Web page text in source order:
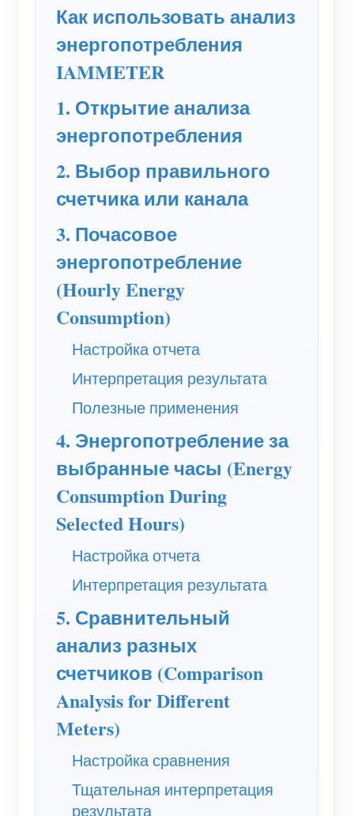
WiFi-контроллер мощности
IAMMETER Cloud Pro
Зарядное устройство EV
Виртуальный счетчик
энергии
Приложения
Монитор энергии солнечной PV-системы
Монитор потребления электроэнергии
Система управления PV-нагревателем
Домашняя автоматизация
Мониторинг энергии на предприятии
Магазин
Ресурсы
Быстрый старт продукта
Документация
Обучающее видео
FAQ
Новости
Блог
Сообщество
Программа участников
Центр участников
Мероприятия IAMMETER
Форум
App Store
Обзор сайта
PV-рейтинг
Решения
Контакты
О нас
Как использовать анализ
энергопотребления
IAMMETER
1. Открытие анализа
энергопотребления
2. Выбор правильного
счетчика или канала
3. Почасовое
энергопотребление
(Hourly Energy
Consumption)
Настройка отчета
Интерпретация результата
Полезные применения
4. Энергопотребление за
выбранные часы (Energy
Consumption During
Selected Hours)
Настройка отчета
Интерпретация результата
5. Сравнительный
анализ разных
счетчиков (Comparison
Analysis for Different
Meters)
Настройка сравнения
Тщательная интерпретация
результата